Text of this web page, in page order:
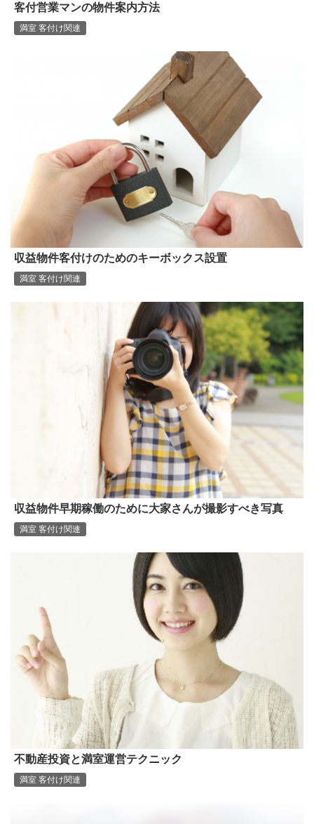
客付営業マンの物件案内方法
満室 客付け関連
収益物件客付けのためのキーボックス設置
満室 客付け関連
収益物件早期稼働のために大家さんが撮影すべき写真
満室 客付け関連
不動産投資と満室運営テクニック
満室 客付け関連